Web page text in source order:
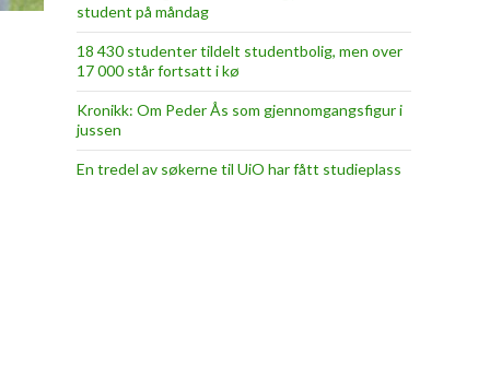
student på måndag
18 430 studenter tildelt studentbolig, men over
17 000 står fortsatt i kø
Kronikk: Om Peder Ås som gjennomgangsfigur i
jussen
En tredel av søkerne til UiO har fått studieplass